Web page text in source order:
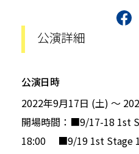
公演詳細
公演日時
2022年9月17日 (土) ～
開場時間：■9/17-18 1st
18:00 ■9/19 1st Stage